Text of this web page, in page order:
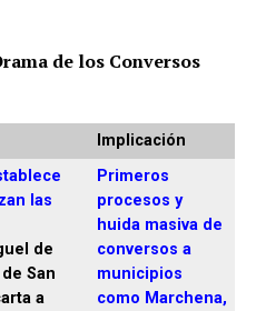
de los Conversos
Implicación
las
de
San
a
Primeros
procesos y
huida masiva de
conversos a
municipios
como Marchena,